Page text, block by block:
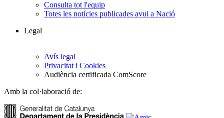
Consulta tot l'equip
Totes les notícies publicades avui a Nació
Legal
Avís legal
Privacitat i Cookies
Audiència certificada ComScore
Amb la col·laboració de: